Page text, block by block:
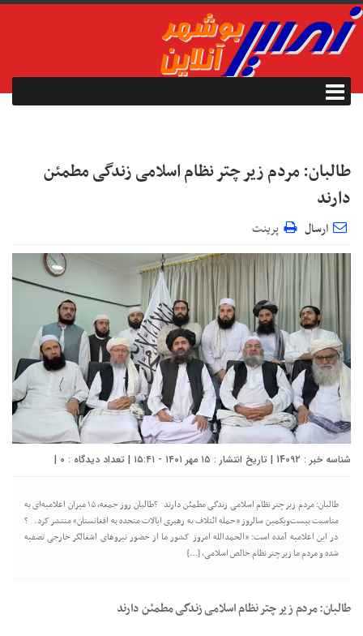
طالبان: مردم زیر چتر نظام اسلامی زندگی مطمئن
دارند
ارسال پرینت
شناسه خبر : 14092 | تاریخ انتشار : ۱۵ مهر ۱۴۰۱ - ۱۵:۴۱ | تعداد دیدگاه : 0
|
طالبان: مردم زیر چتر نظام اسلامی زندگی مطمئن دارند ?طالبان روز جمعه، ۱۵ میزان اعلامیه‌ای به
مناسبت بیست‌ویکمین سالروز «حمله ائتلاف به رهبری ایالات متحده به افغانستان» منتشر کرد. ?
در این اعلامیه آمده است: «الحمدالله امروز کشور ما از حضور نیروهای اشغالگر خارجی تصفیه
شده و مردم ما زیر چتر نظام خالص اسلامی، […]
طالبان: مردم زیر چتر نظام اسلامی زندگی مطمئن دارند